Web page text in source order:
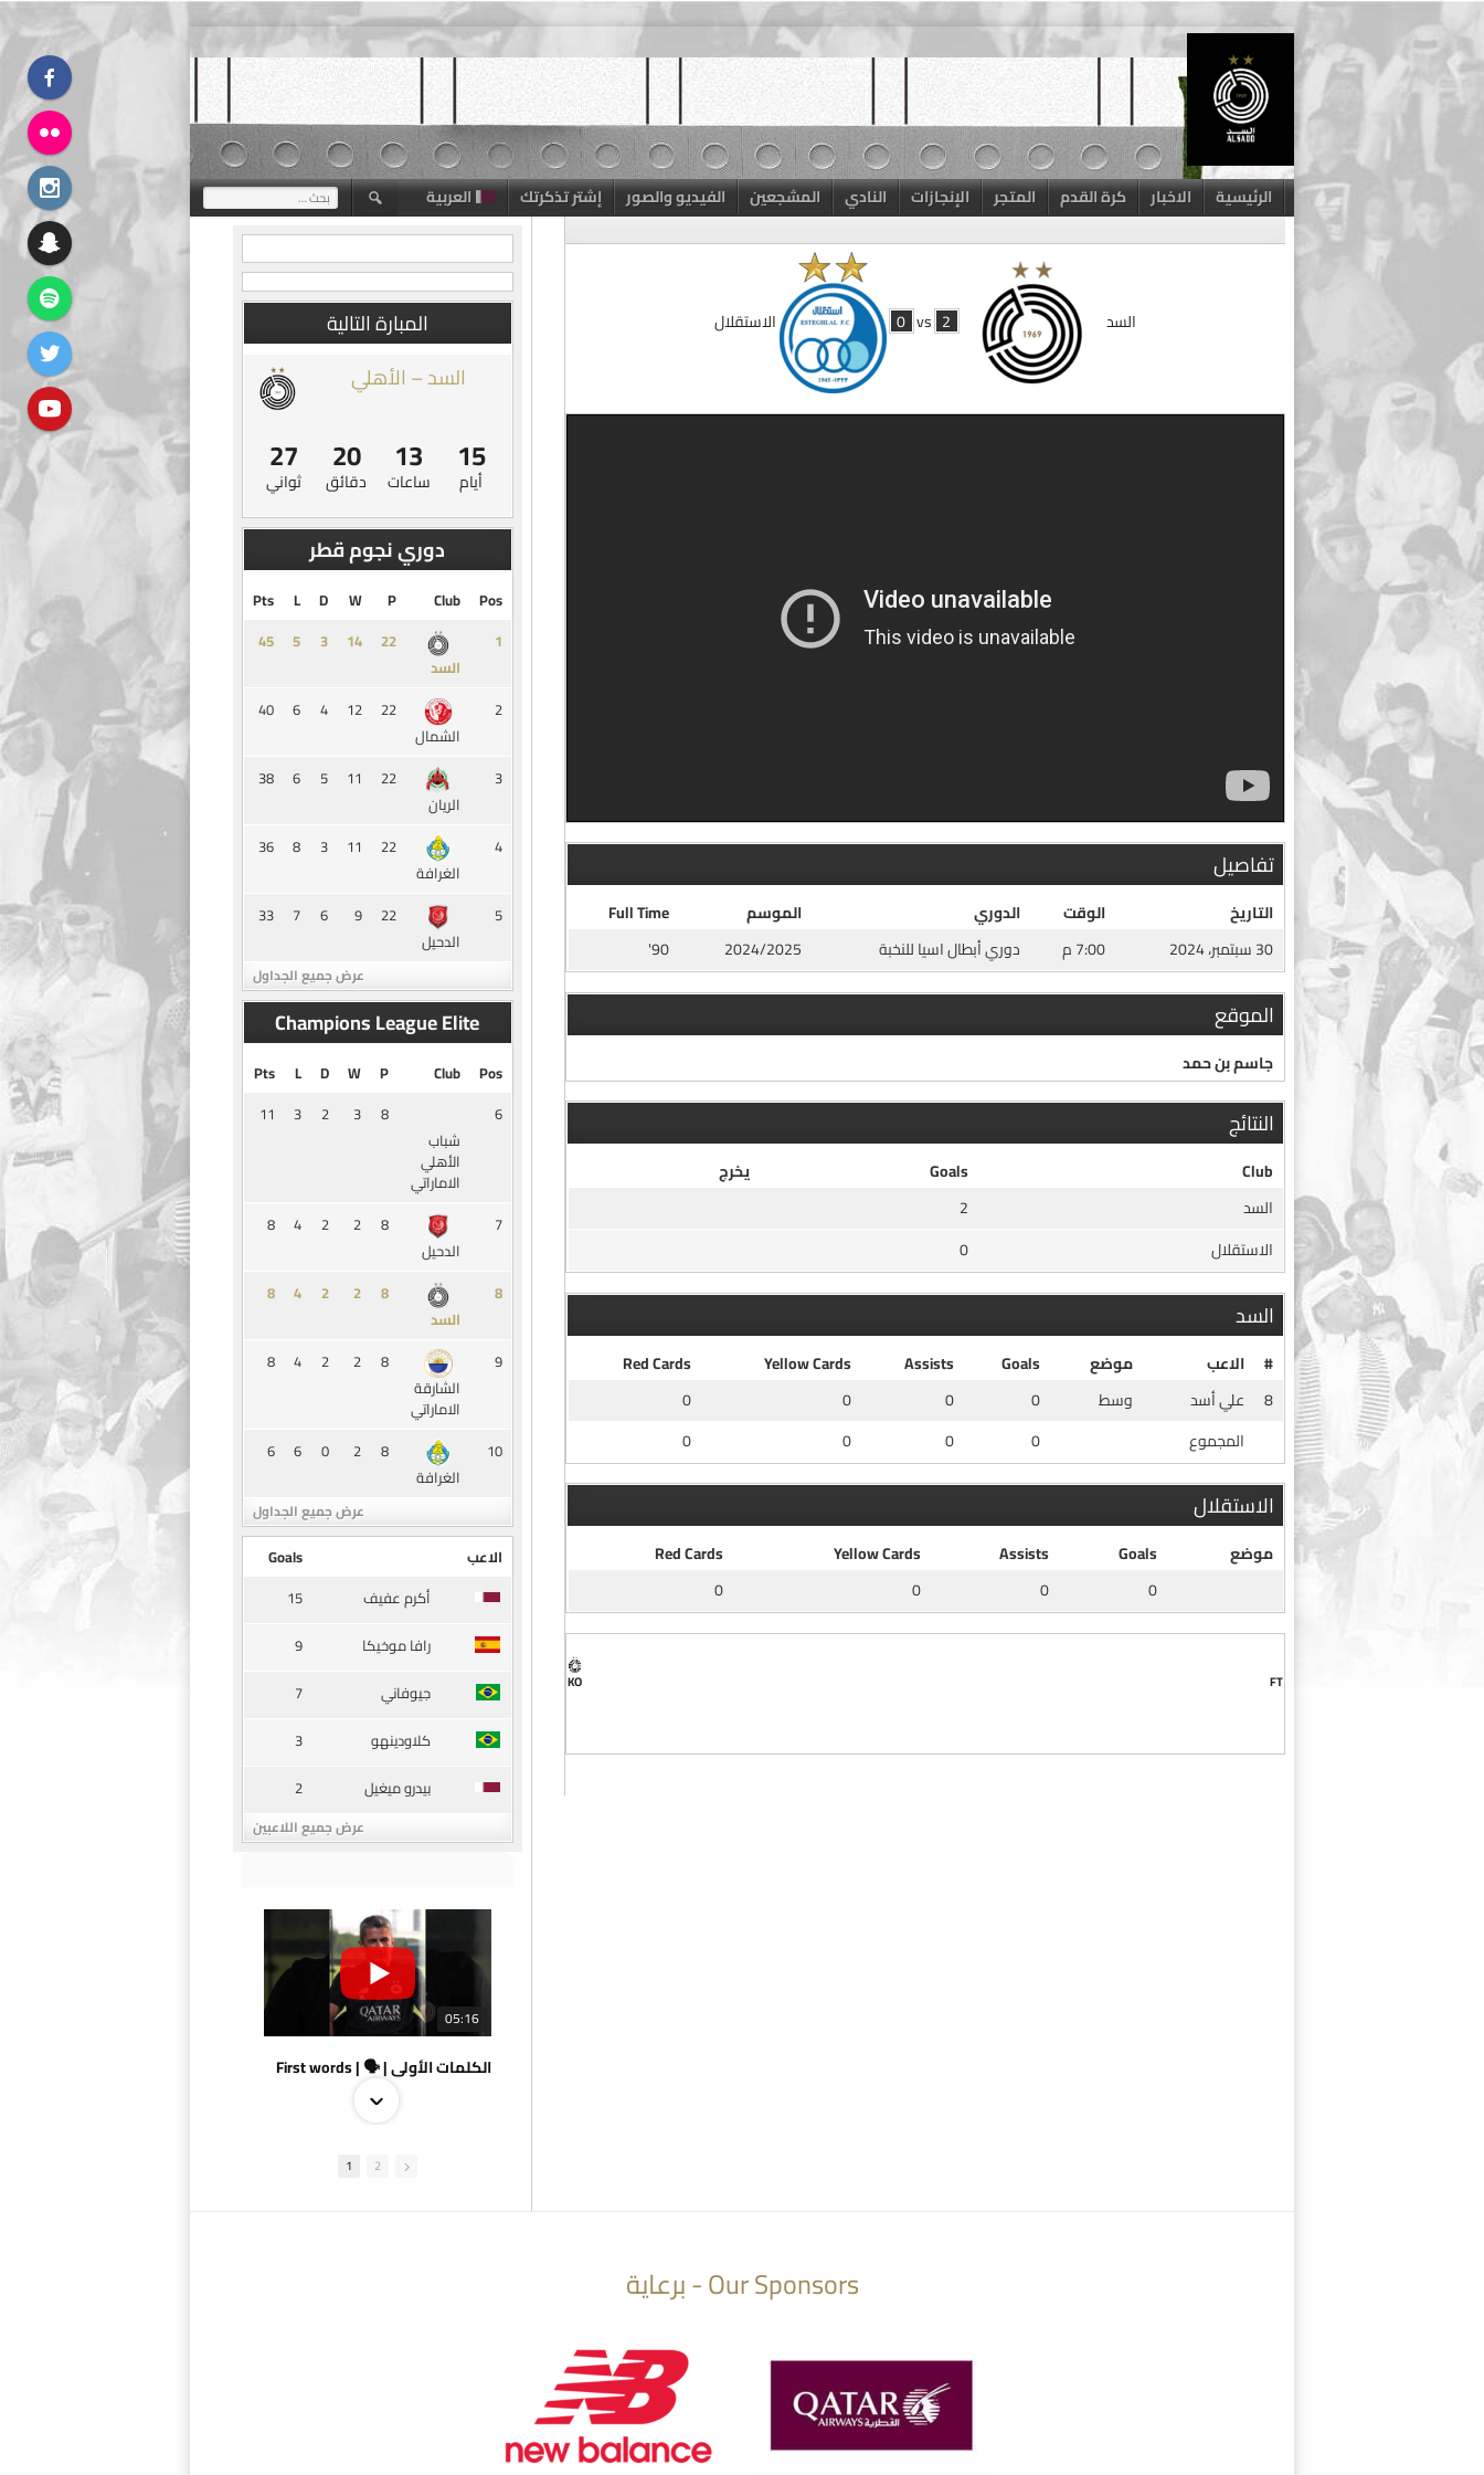
Skip
content
الرئيسية الاخبار كرة القدم المتجر الإنجازات النادي المشجعين الفيديو والصور إشتر تذكرتك العربية البحث
عن:
السد 2
0 الاستقلال
تفاصيل
التاريخ الوقت الدوري الموسم
Full Time
30 سبتمبر، 2024
7:00 م دوري أبطال اسيا للنخبة 2024/2025
90'
الموقع
جاسم بن حمد
النتائج
Club
Goals
يخرج
السد
2
الاستقلال
0
السد
# الاعب موضع Goals
Assists
Yellow Cards
Red Cards
8
علي أسد وسط 0
0
0
0
المجموع
0
0
0
0
الاستقلال
موضع Goals
Assists
Yellow Cards
Red Cards
0
0
0
0
KO FT
المبارة التالية
السد – الأهلي
15
أيام
13
ساعات
20
دقائق
26
ثواني
دوري نجوم قطر
Pos
Club
P
W
D
L
Pts
1
السد
‏22
14
3
5
45
2
الشمال
22
12
4
6
40
3
الريان
22
11
5
6
38
4
الغرافة
22
11
3
8
36
5
الدحيل
22
9
6
7
33
عرض جميع الجداول
Champions League Elite
Pos
Club
P
W
D
L
Pts
6
شباب
الأهلي
الاماراتي
8
3
2
3
11
7
الدحيل
8
2
2
4
8
8
السد
8
2
2
4
8
9
الشارقة
الاماراتي
8
2
2
4
8
10
الغرافة
8
2
0
6
6
عرض جميع الجداول
الاعب
Goals
أكرم عفيف
15
رافا موخيكا
9
جيوفاني
7
كلاودينهو
3
بيدرو ميغيل
2
عرض جميع اللاعبين
05:16
الكلمات الأولى | 🗣 | First words
1 2
Our Sponsors - برعاية